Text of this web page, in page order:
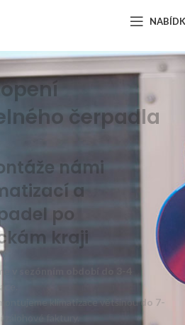
čerpadla
námi
a
po
kraji
klimatizace většinoudo 7-
faktury.